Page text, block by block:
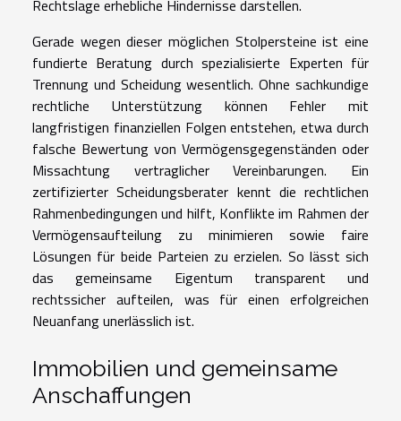
Rechtslage erhebliche Hindernisse darstellen.
Gerade wegen dieser möglichen Stolpersteine ist eine
fundierte Beratung durch spezialisierte Experten für
Trennung und Scheidung wesentlich. Ohne sachkundige
rechtliche Unterstützung können Fehler mit
langfristigen finanziellen Folgen entstehen, etwa durch
falsche Bewertung von Vermögensgegenständen oder
Missachtung vertraglicher Vereinbarungen. Ein
zertifizierter Scheidungsberater kennt die rechtlichen
Rahmenbedingungen und hilft, Konflikte im Rahmen der
Vermögensaufteilung zu minimieren sowie faire
Lösungen für beide Parteien zu erzielen. So lässt sich
das gemeinsame Eigentum transparent und
rechtssicher aufteilen, was für einen erfolgreichen
Neuanfang unerlässlich ist.
Immobilien und gemeinsame
Anschaffungen